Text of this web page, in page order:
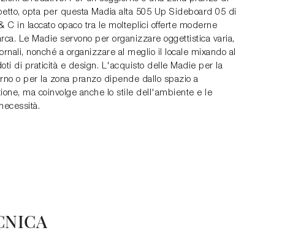
opta per questa Madia alta 505 Up Sideboard 05 di
C in laccato opaco tra le molteplici offerte moderne
Le Madie servono per organizzare oggettistica varia,
nonché a organizzare al meglio il locale mixando al
di praticità e design. L'acquisto delle Madie per la
o per la zona pranzo dipende dallo spazio a
ma coinvolge anche lo stile dell'ambiente e le